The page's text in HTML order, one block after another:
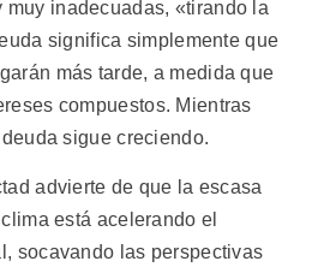
muy inadecuadas, «tirando la
significa simplemente que
más tarde, a medida que
compuestos. Mientras
sigue creciendo.
advierte de que la escasa
está acelerando el
socavando las perspectivas